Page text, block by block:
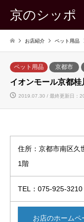
京のシッポ
お店紹介 ペット用品
ペット用品 京都市
イオンモール京都
2019.07.30 / 最終更新日：
住所：京都市南区久
1階
TEL：075-925-3210
お店のホームペ